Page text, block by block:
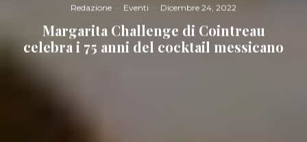
Redazione · Eventi · Dicembre 24, 2022
Margarita Challenge di Cointreau
celebra i 75 anni del cocktail messicano